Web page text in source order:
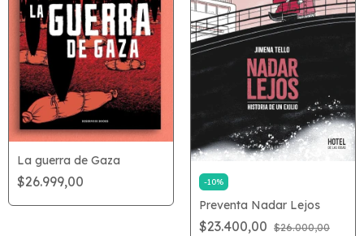
La guerra de Gaza
$26.999,00 -10%
Preventa Nadar Lejos
$23.400,00 $26.000,00